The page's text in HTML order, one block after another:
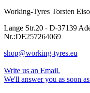
Working-Tyres Torsten
Lange Str.20 - D-37139
Nr.:DE257264069
shop@working-tyres.eu
Write us an Email.
We'll answer you as soon